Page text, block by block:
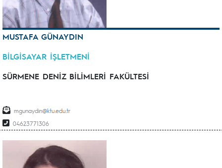
MUSTAFA GÜNAYDIN
BİLGİSAYAR İŞLETMENİ
SÜRMENE DENİZ BİLİMLERİ FAKÜLTESİ
mgunaydin
04623771306